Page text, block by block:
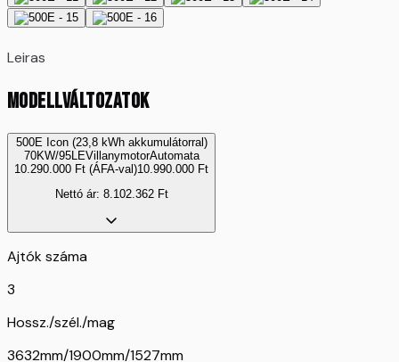
Leiras
MODELLVÁLTOZATOK
500E Icon (23,8 kWh akkumulátorral)
70KW/95LEVillanymotorAutomata
10.290.000 Ft (ÁFA-val)10.990.000 Ft
Nettó ár: 8.102.362Ft
Ajtók száma
3
Hossz./szél./mag
3632mm/1900mm/1527mm